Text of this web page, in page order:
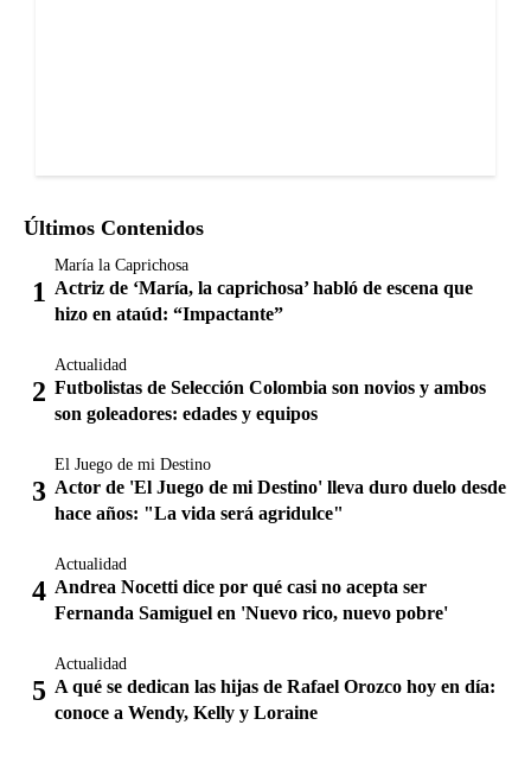
Últimos Contenidos
María la Caprichosa
Actriz de ‘María, la caprichosa’ habló de escena que
hizo en ataúd: “Impactante”
Actualidad
Futbolistas de Selección Colombia son novios y ambos
son goleadores: edades y equipos
El Juego de mi Destino
Actor de 'El Juego de mi Destino' lleva duro duelo desde
hace años: "La vida será agridulce"
Actualidad
Andrea Nocetti dice por qué casi no acepta ser
Fernanda Samiguel en 'Nuevo rico, nuevo pobre'
Actualidad
A qué se dedican las hijas de Rafael Orozco hoy en día:
conoce a Wendy, Kelly y Loraine